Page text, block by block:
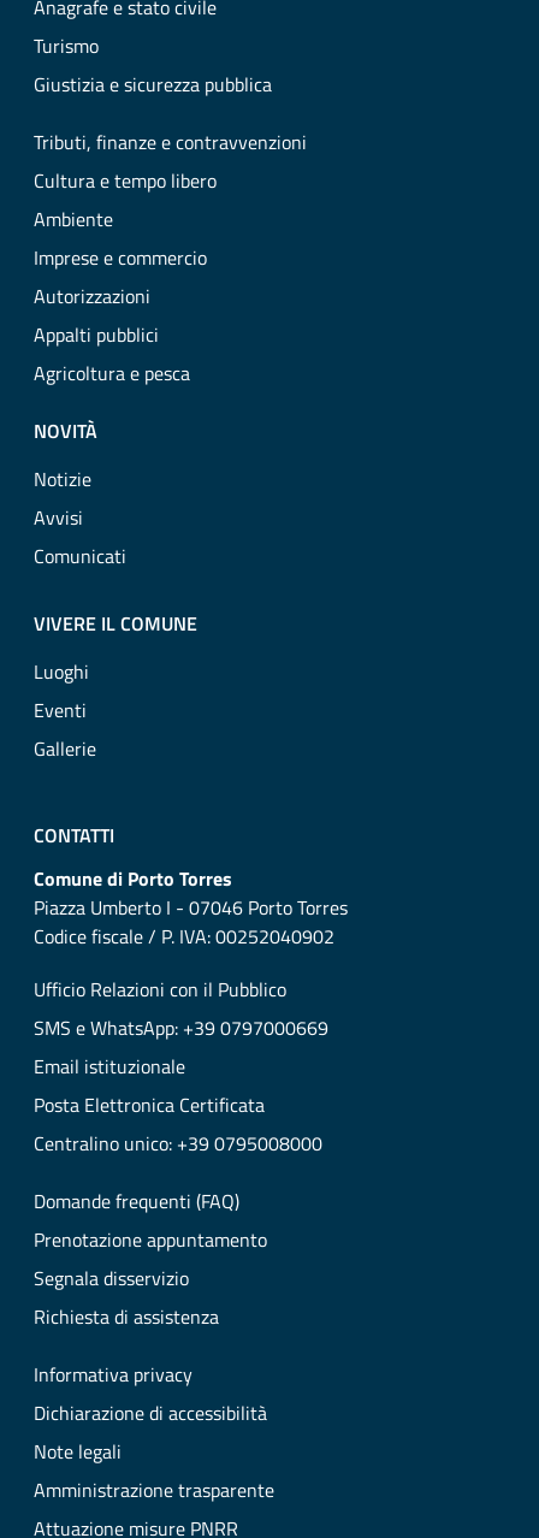
Anagrafe e stato civile
Turismo
Giustizia e sicurezza pubblica
Tributi, finanze e contravvenzioni
Cultura e tempo libero
Ambiente
Imprese e commercio
Autorizzazioni
Appalti pubblici
Agricoltura e pesca
NOVITÀ
Notizie
Avvisi
Comunicati
VIVERE IL COMUNE
Luoghi
Eventi
Gallerie
CONTATTI
Comune di Porto Torres
Piazza Umberto I - 07046 Porto Torres
Codice fiscale / P. IVA: 00252040902
Ufficio Relazioni con il Pubblico
SMS e WhatsApp: +39 0797000669
Email istituzionale
Posta Elettronica Certificata
Centralino unico: +39 0795008000
Domande frequenti (FAQ)
Prenotazione appuntamento
Segnala disservizio
Richiesta di assistenza
Informativa privacy
Dichiarazione di accessibilità
Note legali
Amministrazione trasparente
Attuazione misure PNRR